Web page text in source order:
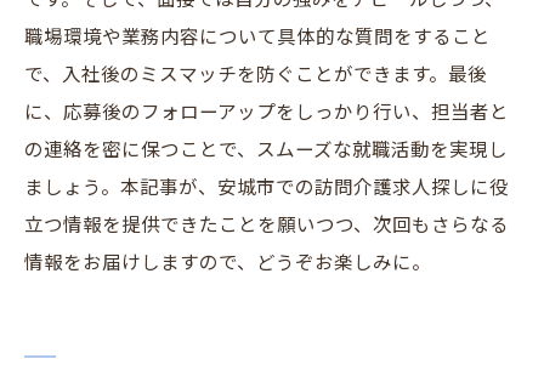
職場環境や業務内容について具体的な質問をすること
で、入社後のミスマッチを防ぐことができます。最後
に、応募後のフォローアップをしっかり行い、担当者と
の連絡を密に保つことで、スムーズな就職活動を実現し
ましょう。本記事が、安城市での訪問介護求人探しに役
立つ情報を提供できたことを願いつつ、次回もさらなる
情報をお届けしますので、どうぞお楽しみに。